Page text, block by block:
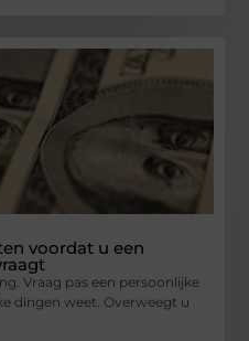
voordat u een
Vraag pas een persoonlijke
dingen weet. Overweegt u